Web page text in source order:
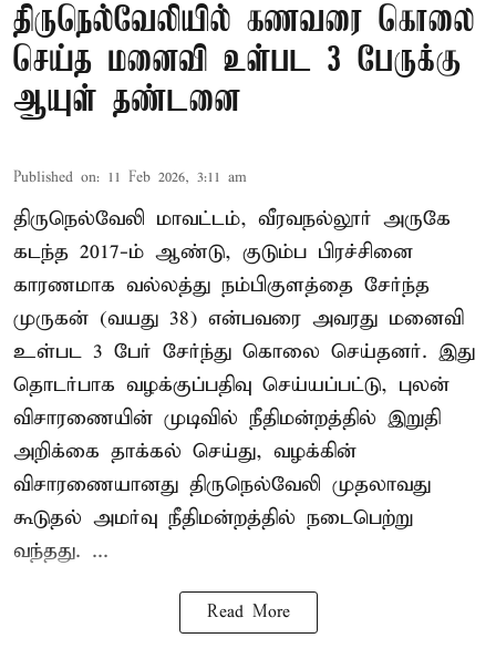
திருநெல்வேலியில் கணவரை கொலை
செய்த மனைவி உள்பட 3 பேருக்கு
ஆயுள் தண்டனை
Published on: 11 Feb 2026, 3:11 am
திருநெல்வேலி மாவட்டம், வீரவநல்லூர் அருகே
கடந்த 2017-ம் ஆண்டு, குடும்ப பிரச்சினை
காரணமாக வல்லத்து நம்பிகுளத்தை சேர்ந்த
முருகன் (வயது 38) என்பவரை அவரது மனைவி
உள்பட 3 பேர் சேர்ந்து கொலை செய்தனர். இது
தொடர்பாக வழக்குப்பதிவு செய்யப்பட்டு, புலன்
விசாரணையின் முடிவில் நீதிமன்றத்தில் இறுதி
அறிக்கை தாக்கல் செய்து, வழக்கின்
விசாரணையானது திருநெல்வேலி முதலாவது
கூடுதல் அமர்வு நீதிமன்றத்தில் நடைபெற்று
வந்தது. ...
Read More